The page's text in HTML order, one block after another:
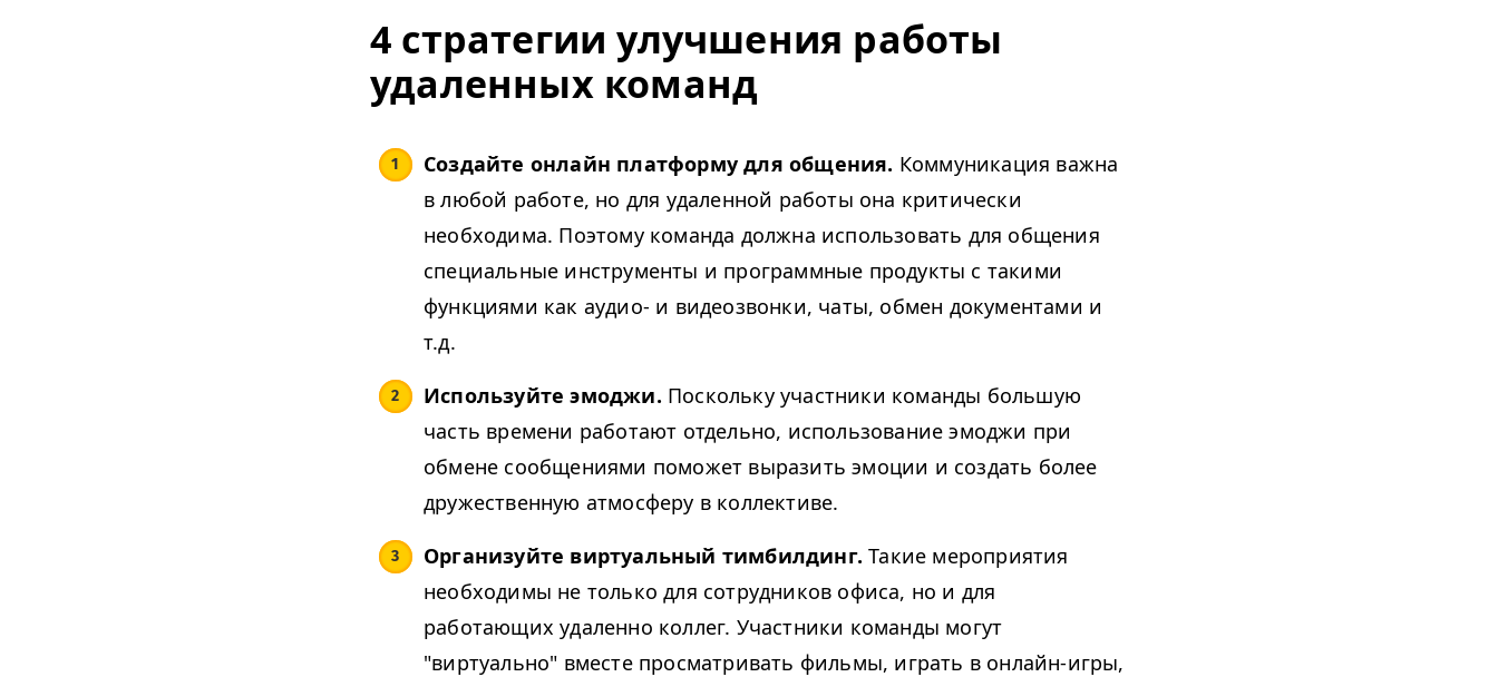
4 стратегии улучшения работы
удаленных команд
Создайте онлайн платформу для общения. Коммуникация важна
в любой работе, но для удаленной работы она критически
необходима. Поэтому команда должна использовать для общения
специальные инструменты и программные продукты с такими
функциями как аудио- и видеозвонки, чаты, обмен документами и
т.д.
Используйте эмоджи. Поскольку участники команды большую
часть времени работают отдельно, использование эмоджи при
обмене сообщениями поможет выразить эмоции и создать более
дружественную атмосферу в коллективе.
Организуйте виртуальный тимбилдинг. Такие мероприятия
необходимы не только для сотрудников офиса, но и для
работающих удаленно коллег. Участники команды могут
"виртуально" вместе просматривать фильмы, играть в онлайн-игры,